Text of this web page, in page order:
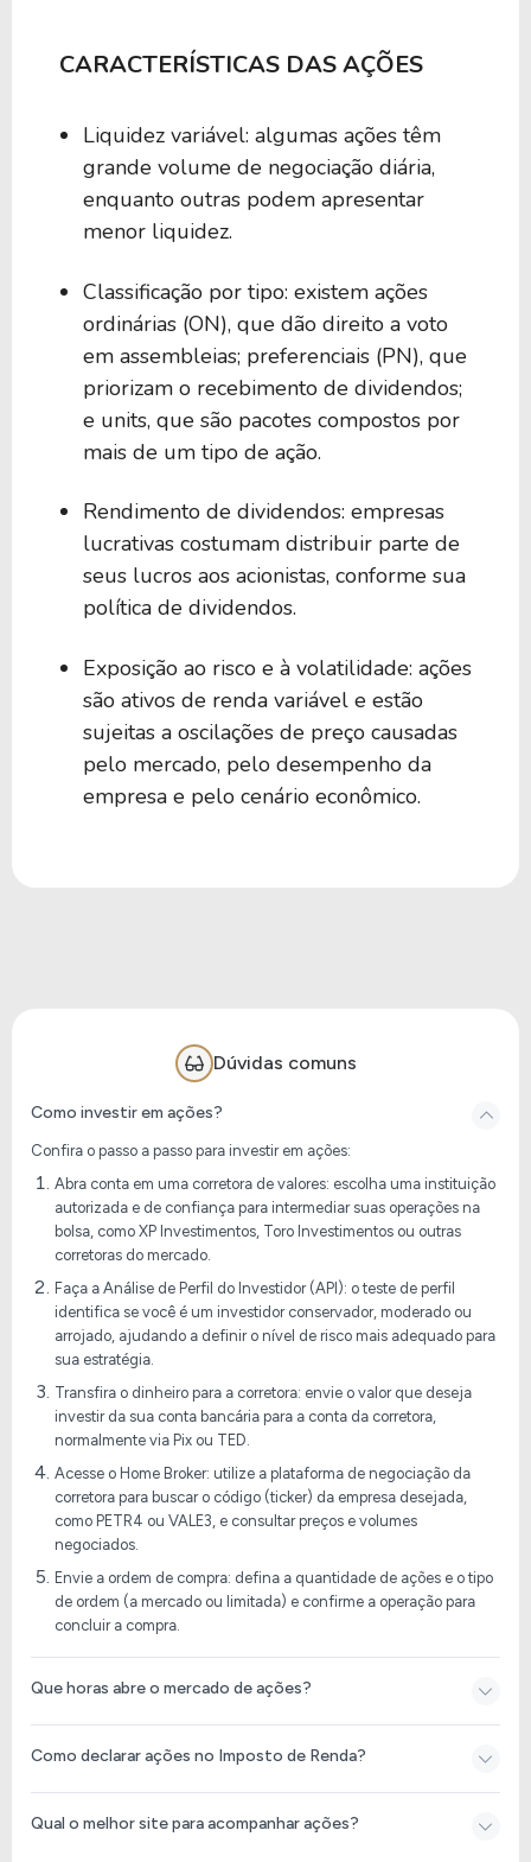
CARACTERÍSTICAS DAS AÇÕES
Liquidez variável: algumas ações têm
grande volume de negociação diária,
enquanto outras podem apresentar
menor liquidez.
Classificação por tipo: existem ações
ordinárias (ON), que dão direito a voto
em assembleias; preferenciais (PN), que
priorizam o recebimento de dividendos;
e units, que são pacotes compostos por
mais de um tipo de ação.
Rendimento de dividendos: empresas
lucrativas costumam distribuir parte de
seus lucros aos acionistas, conforme sua
política de dividendos.
Exposição ao risco e à volatilidade: ações
são ativos de renda variável e estão
sujeitas a oscilações de preço causadas
pelo mercado, pelo desempenho da
empresa e pelo cenário econômico.
Dúvidas comuns
Como investir em ações?
Confira o passo a passo para investir em ações:
Abra conta em uma corretora de valores: escolha uma instituição
autorizada e de confiança para intermediar suas operações na
bolsa, como XP Investimentos, Toro Investimentos ou outras
corretoras do mercado.
Faça a Análise de Perfil do Investidor (API): o teste de perfil
identifica se você é um investidor conservador, moderado ou
arrojado, ajudando a definir o nível de risco mais adequado para
sua estratégia.
Transfira o dinheiro para a corretora: envie o valor que deseja
investir da sua conta bancária para a conta da corretora,
normalmente via Pix ou TED.
Acesse o Home Broker: utilize a plataforma de negociação da
corretora para buscar o código (ticker) da empresa desejada,
como PETR4 ou VALE3, e consultar preços e volumes
negociados.
Envie a ordem de compra: defina a quantidade de ações e o tipo
de ordem (a mercado ou limitada) e confirme a operação para
concluir a compra.
Que horas abre o mercado de ações?
Como declarar ações no Imposto de Renda​?
Qual o melhor site para acompanhar ações?